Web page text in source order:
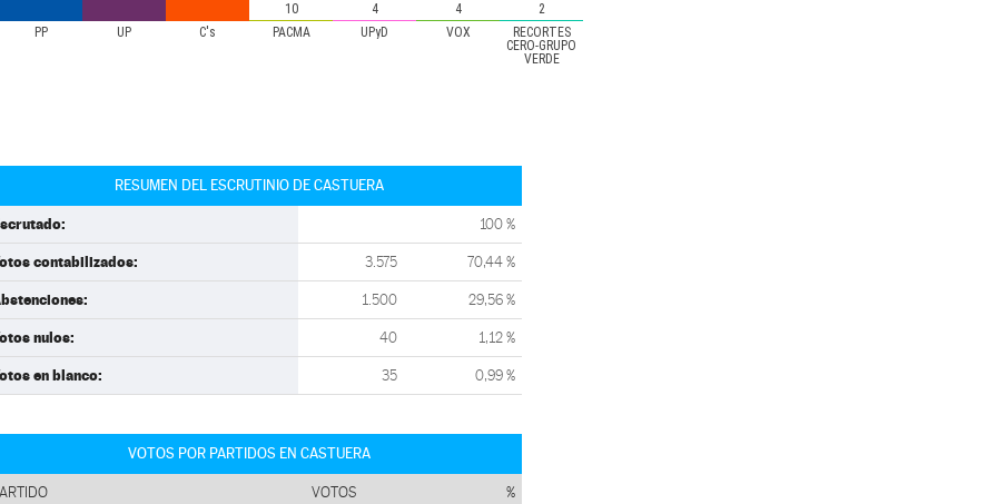
PP UP C's PACMA UPyD VOX
RECORTES
CERO-GRUPO
VERDE
10 4 4 2
RESUMEN DEL ESCRUTINIO DE CASTUERA
100 %
contabilizados: 3.575 70,44 %
1.500 29,56 %
nulos: 40 1,12 %
en blanco: 35 0,99 %
VOTOS POR PARTIDOS EN CASTUERA
VOTOS %